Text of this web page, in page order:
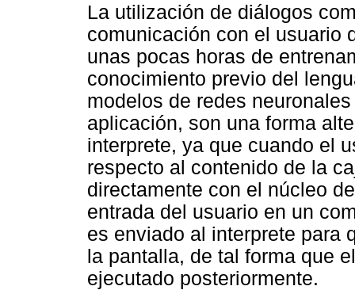
La utilización de diálogos
comunicación con el usuario
unas pocas horas de
conocimiento previo del
modelos de redes
aplicación, son una forma
interprete, ya que cuando el
respecto al contenido de la
directamente con el núcleo
entrada del usuario en un
es enviado al interprete para
la pantalla, de tal forma que
ejecutado posteriormente.